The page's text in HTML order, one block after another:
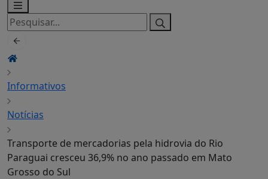
Pesquisar
por:
Informativos
Notícias
Transporte de mercadorias pela hidrovia do Rio
Paraguai cresceu 36,9% no ano passado em Mato
Grosso do Sul